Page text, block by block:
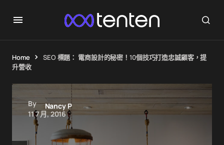
Home
SEO 標題： 電商設計的秘密！10個技巧打造忠誠顧客，提
升營收
By
Nancy P
11 7 月, 2016